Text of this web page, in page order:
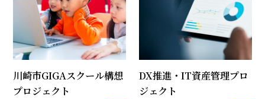
川崎市GIGAスクール構想
プロジェクト
DX推進・IT資産管理プロ
ジェクト